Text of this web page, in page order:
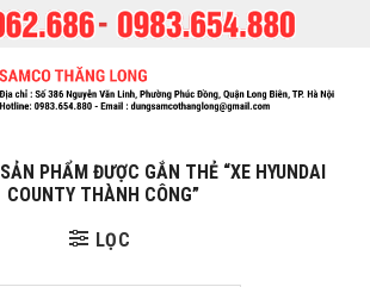
SẢN PHẨM ĐƯỢC GẮN THẺ “XE HYUNDAI
COUNTY THÀNH CÔNG”
LỌC